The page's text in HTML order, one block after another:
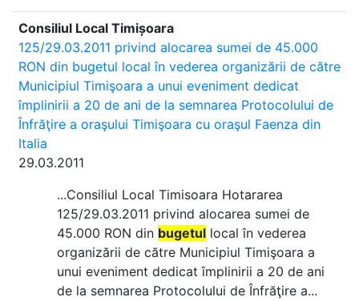
Consiliul Local Timișoara
125/29.03.2011 privind alocarea sumei de 45.000
RON din bugetul local în vederea organizării de către
Municipiul Timişoara a unui eveniment dedicat
împlinirii a 20 de ani de la semnarea Protocolului de
Înfrăţire a oraşului Timişoara cu oraşul Faenza din
Italia
29.03.2011
...Consiliul Local Timisoara Hotararea
125/29.03.2011 privind alocarea sumei de
45.000 RON din bugetul local în vederea
organizării de către Municipiul Timişoara a
unui eveniment dedicat împlinirii a 20 de ani
de la semnarea Protocolului de Înfrăţire a...